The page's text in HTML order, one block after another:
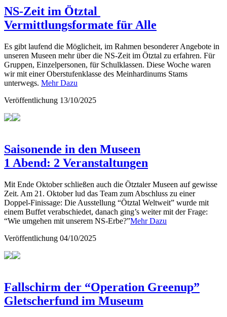
NS-Zeit im Ötztal
Vermittlungsformate für Alle
Es gibt laufend die Möglicheit, im Rahmen besonderer Angebote in
unseren Museen mehr über die NS-Zeit im Ötztal zu erfahren. Für
Gruppen, Einzelpersonen, für Schulklassen. Diese Woche waren
wir mit einer Oberstufenklasse des Meinhardinums Stams
unterwegs. Mehr Dazu
Veröffentlichung 13/10/2025
Saisonende in den Museen
1 Abend: 2 Veranstaltungen
Mit Ende Oktober schließen auch die Ötztaler Museen auf gewisse
Zeit. Am 21. Oktober lud das Team zum Abschluss zu einer
Doppel-Finissage: Die Ausstellung “Ötztal Weltweit” wurde mit
einem Buffet verabschiedet, danach ging’s weiter mit der Frage:
“Wie umgehen mit unserem NS-Erbe?”Mehr Dazu
Veröffentlichung 04/10/2025
Fallschirm der “Operation Greenup”
Gletscherfund im Museum